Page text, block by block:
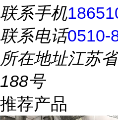
联系手机
联系电话0510-
所在地址江苏
188号
推荐产品